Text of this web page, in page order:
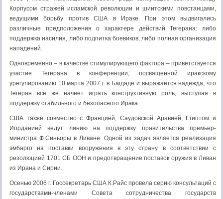
Корпусом стражей исламской революции и шиитскими повстанцами,
ведущими борьбу против США в Ираке. При этом выдвигались
различные предположения о характере действий Тегерана: либо
поддержка насилия, либо подпитка боевиков, либо полная организация
нападений.
Одновременно – в качестве стимулирующего фактора – приветствуется
участие Тегерана в конференции, посвященной иракскому
урегулированию 10 марта 2007 г. в Багдаде и выражается надежда, что
Тегеран все же начнет играть конструктивную роль, выступая в
поддержку стабильного и безопасного Ирака.
США также совместно с Францией, Саудовской Аравией, Египтом и
Иорданией ведут линию на поддержку правительства премьер-
министра Ф.Синьоры в Ливане. Одной из задач является реализация
эмбарго на поставки вооружения в эту страну в соответствии с
резолюцией 1701 СБ ООН и предотвращение поставок оружия в Ливан
из Ирана и Сирии.
Осенью 2006 г. Госсекретарь США К.Райс провела серию консультаций с
государствами-членами Совета сотрудничества государств